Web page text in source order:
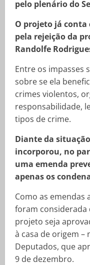
pelo plenário do
O projeto já conta
pela rejeição da
Randolfe
Entre os impasses
sobre se ela
crimes violentos,
responsabilidade,
tipos de crime.
Diante da
incorporou, no
uma emenda
apenas os
Como as emendas
foram considerada
projeto seja
à casa de origem –
Deputados, que
9 de dezembro.